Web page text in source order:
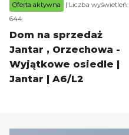
Oferta aktywna
| Liczba wyświetleń:
644
Dom na sprzedaż
Jantar , Orzechowa -
Wyjątkowe osiedle |
Jantar | A6/L2